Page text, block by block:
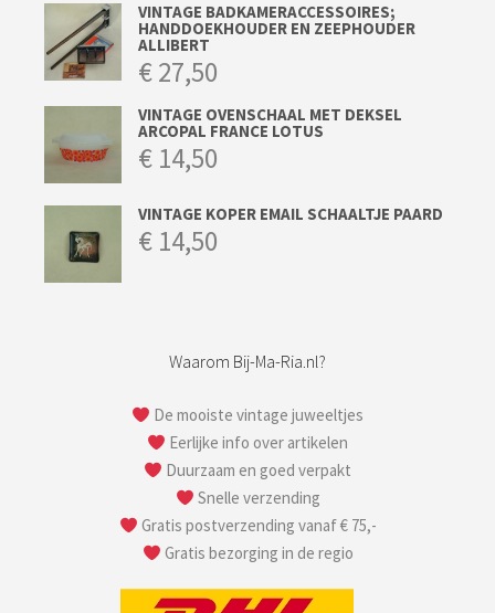
VINTAGE BADKAMERACCESSOIRES;
HANDDOEKHOUDER EN ZEEPHOUDER
ALLIBERT
€27,50
VINTAGE OVENSCHAAL MET DEKSEL
ARCOPAL FRANCE LOTUS
€ 14,50
VINTAGE KOPER EMAIL SCHAALTJE PAARD
€ 14,50
Waarom Bij-Ma-Ria.nl?
De mooiste vintage juweeltjes
Eerlijke info over artikelen
Duurzaam en goed verpakt
Snelle verzending
Gratis postverzending vanaf € 75,-
Gratis bezorging in de regio